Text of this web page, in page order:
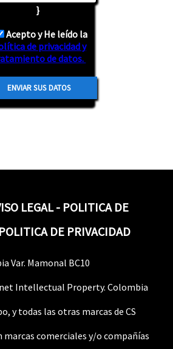
}
Acepto y He leído la
de privacidad y
de datos.
LEGAL- POLITICA DE
POLITICA DE PRIVACIDAD
Var. Mamonal BC10
Intellectual Property. Colombia
y todas las otras marcas de CS
marcas comerciales y/o compañías